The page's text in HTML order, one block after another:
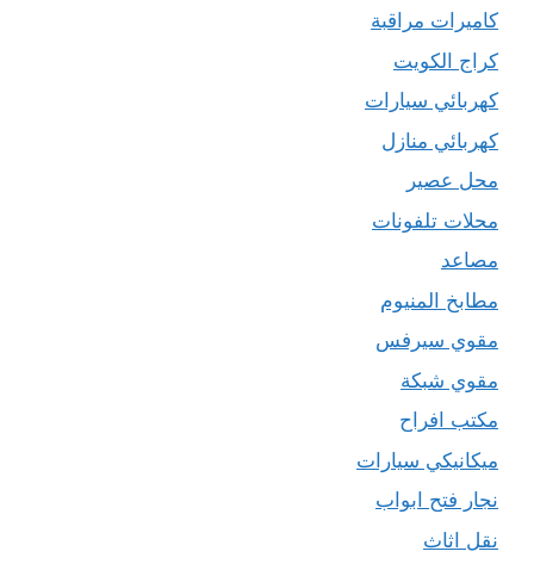
كاميرات مراقبة
كراج الكويت
كهربائي سيارات
كهربائي منازل
محل عصير
محلات تلفونات
مصاعد
مطابخ المنيوم
مقوي سيرفس
مقوي شبكة
مكتب افراح
ميكانيكي سيارات
نجار فتح ابواب
نقل اثاث